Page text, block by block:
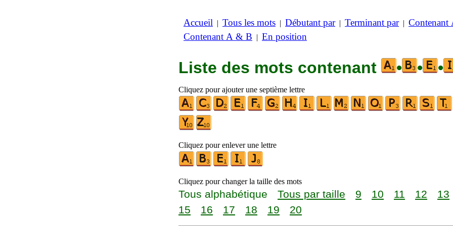
Accueil | Tous les mots | Débutant par| Terminant par| Contenant
Contenant A & B | En position
Liste des mots contenant • • •
Cliquez pour ajouter une septième lettre
Cliquez pour enlever une lettre
Cliquez pour changer la taille des mots
Tous alphabétique Tous par taille 9 10 11 12 13
15
16 17 18 19 20